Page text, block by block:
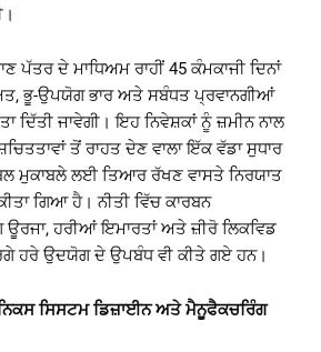
ਪੱਤਰ ਦੇ ਮਾਧਿਅਮ ਰਾਹੀਂ 45 ਕੰਮਕਾਜੀ ਦਿਨਾਂ
ਭੂ-ਉਪਯੋਗ ਭਾਰ ਅਤੇ ਸਬੰਧਤ ਪ੍ਰਵਾਨਗੀਆਂ
ਦਿੱਤੀ ਜਾਵੇਗੀ। ਇਹ ਨਿਵੇਸ਼ਕਾਂ ਨੂੰ ਜ਼ਮੀਨ ਨਾਲ
ਤੋਂ ਰਾਹਤ ਦੇਣ ਵਾਲਾ ਇੱਕ ਵੱਡਾ ਸੁਧਾਰ
ਮੁਕਾਬਲੇ ਲਈ ਤਿਆਰ ਰੱਖਣ ਵਾਸਤੇ ਨਿਰਯਾਤ
ਗਿਆ ਹੈ। ਨੀਤੀ ਵਿੱਚ ਕਾਰਬਨ
ਹਰੀਆਂ ਇਮਾਰਤਾਂ ਅਤੇ ਜ਼ੀਰੋ ਲਿਕਵਿਡ
ਹਰੇ ਉਦਯੋਗ ਦੇ ਉਪਬੰਧ ਵੀ ਕੀਤੇ ਗਏ ਹਨ।
ਸਿਸਟਮ ਡਿਜ਼ਾਈਨ ਅਤੇ ਮੈਨੂਫੈਕਚਰਿੰਗ